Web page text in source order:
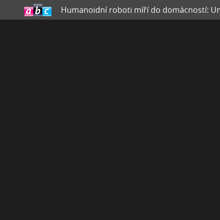
Humanoidní roboti míří do domácností: